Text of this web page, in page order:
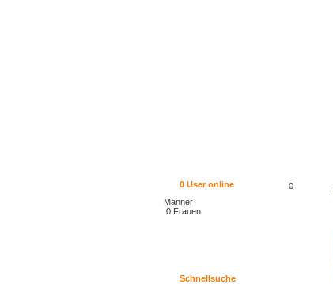
0User online
0
Männer
0 Frauen
Schnellsuche